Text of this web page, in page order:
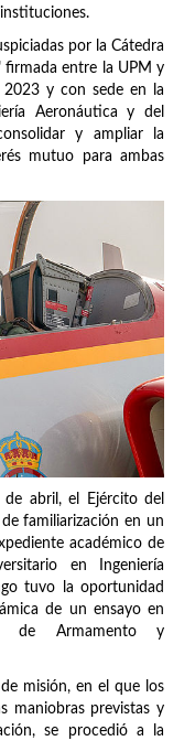
por la Cátedra
firmada entre la UPM y
y con sede en la
Aeronáutica y del
y ampliar la
mutuo para ambas
abril, el Ejército del
familiarización en un
académico de
en Ingeniería
tuvo la oportunidad
de un ensayo en
de Armamento y
misión, en el que los
maniobras previstas y
se procedió a la